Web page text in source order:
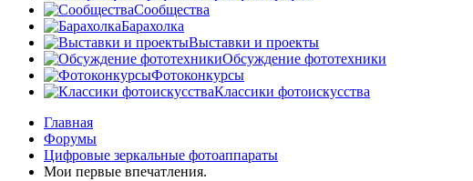
Сообщества
Барахолка
Выставки и проекты
Обсуждение фототехники
Фотоконкурсы
Классики фотоискусства
Главная
Форумы
Цифровые зеркальные фотоаппараты
Мои первые впечатления.